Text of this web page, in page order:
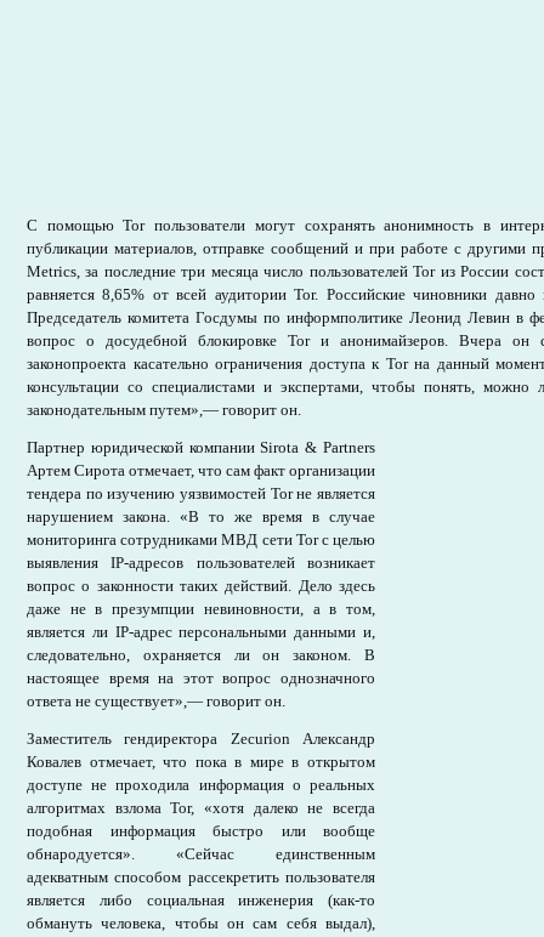
С помощью Tor пользователи могут сохранять анонимность в
публикации материалов, отправке сообщений и при работе с другими
Metrics, за последние три месяца число пользователей Tor из России
равняется 8,65% от всей аудитории Tor. Российские чиновники
Председатель комитета Госдумы по информполитике Леонид Левин в
вопрос о досудебной блокировке Tor и анонимайзеров. Вчера он
законопроекта касательно ограничения доступа к Tor на данный
консультации со специалистами и экспертами, чтобы понять,
законодательным путем»,— говорит он.
Партнер юридической компании Sirota & Partners
Артем Сирота отмечает, что сам факт организации
тендера по изучению уязвимостей Tor не является
нарушением закона. «В то же время в случае
мониторинга сотрудниками МВД сети Tor с целью
выявления IP-адресов пользователей возникает
вопрос о законности таких действий. Дело здесь
даже не в презумпции невиновности, а в том,
является ли IP-адрес персональными данными и,
следовательно, охраняется ли он законом. В
настоящее время на этот вопрос однозначного
ответа не существует»,— говорит он.
Заместитель гендиректора Zecurion Александр
Ковалев отмечает, что пока в мире в открытом
доступе не проходила информация о реальных
алгоритмах взлома Tor, «хотя далеко не всегда
подобная информация быстро или вообще
обнародуется». «Сейчас единственным
адекватным способом рассекретить пользователя
является либо социальная инженерия (как-то
обмануть человека, чтобы он сам себя выдал),